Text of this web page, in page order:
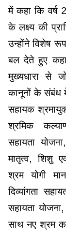
में कहा कि वर्ष
के लक्ष्य की
उन्होंने विशेष
बल देते हुए
मुख्यधारा से
कानूनों के संबंध
सहायक
श्रमिक
सहायता
मातृत्व, शिशु
श्रम योगी
दिव्यांगता
सहायता
साथ नए श्रम